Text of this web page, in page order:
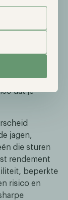
dat
strategieën
alleen omdat
is vooral:
dat je
jagen,
die sturen
rendement
beperkte
risico en